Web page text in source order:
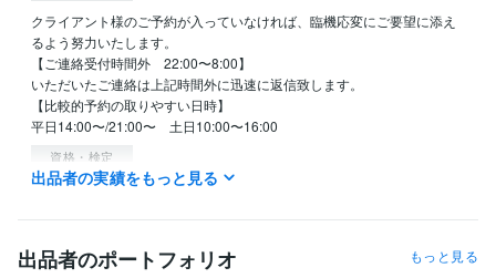
クライアント様のご予約が入っていなければ、臨機応変にご要望に添え
るよう努力いたします。
【ご連絡受付時間外　22:00〜8:00】
いただいたご連絡は上記時間外に迅速に返信致します。
【比較的予約の取りやすい日時】
平日14:00〜/21:00〜　土日10:00〜16:00
資格・検定
ウェルスダイナミクスプラクティショナー
ウェルスダイナミクスコンサルタント 取得年 : 2017年
ウェルスダイナミクストレーナー（資格発行者）
ウェルスダイナミクスアンバサダー（日本に6人） 取得年 : 2020年
出品者の実績をもっと見る
出品者のポートフォリオ もっと見る